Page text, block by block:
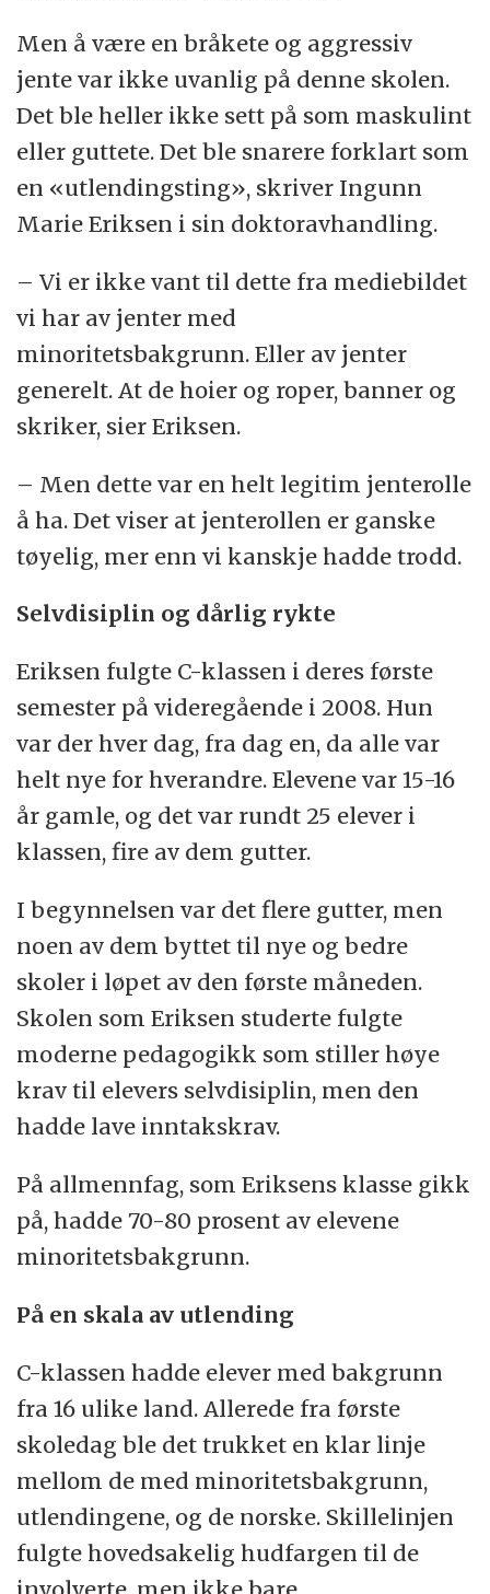
Men å være en bråkete og aggressiv
jente var ikke uvanlig på denne skolen.
Det ble heller ikke sett på som maskulint
eller guttete. Det ble snarere forklart som
en «utlendingsting», skriver Ingunn
Marie Eriksen i sin doktoravhandling.
– Vi er ikke vant til dette fra mediebildet
vi har av jenter med
minoritetsbakgrunn. Eller av jenter
generelt. At de hoier og roper, banner og
skriker, sier Eriksen.
– Men dette var en helt legitim jenterolle
å ha. Det viser at jenterollen er ganske
tøyelig, mer enn vi kanskje hadde trodd.
Selvdisiplin og dårlig rykte
Eriksen fulgte C-klassen i deres første
semester på videregående i 2008. Hun
var der hver dag, fra dag en, da alle var
helt nye for hverandre. Elevene var 15-16
år gamle, og det var rundt 25 elever i
klassen, fire av dem gutter.
I begynnelsen var det flere gutter, men
noen av dem byttet til nye og bedre
skoler i løpet av den første måneden.
Skolen som Eriksen studerte fulgte
moderne pedagogikk som stiller høye
krav til elevers selvdisiplin, men den
hadde lave inntakskrav.
På allmennfag, som Eriksens klasse gikk
på, hadde 70-80 prosent av elevene
minoritetsbakgrunn.
På en skala av utlending
C-klassen hadde elever med bakgrunn
fra 16 ulike land. Allerede fra første
skoledag ble det trukket en klar linje
mellom de med minoritetsbakgrunn,
utlendingene, og de norske. Skillelinjen
fulgte hovedsakelig hudfargen til de